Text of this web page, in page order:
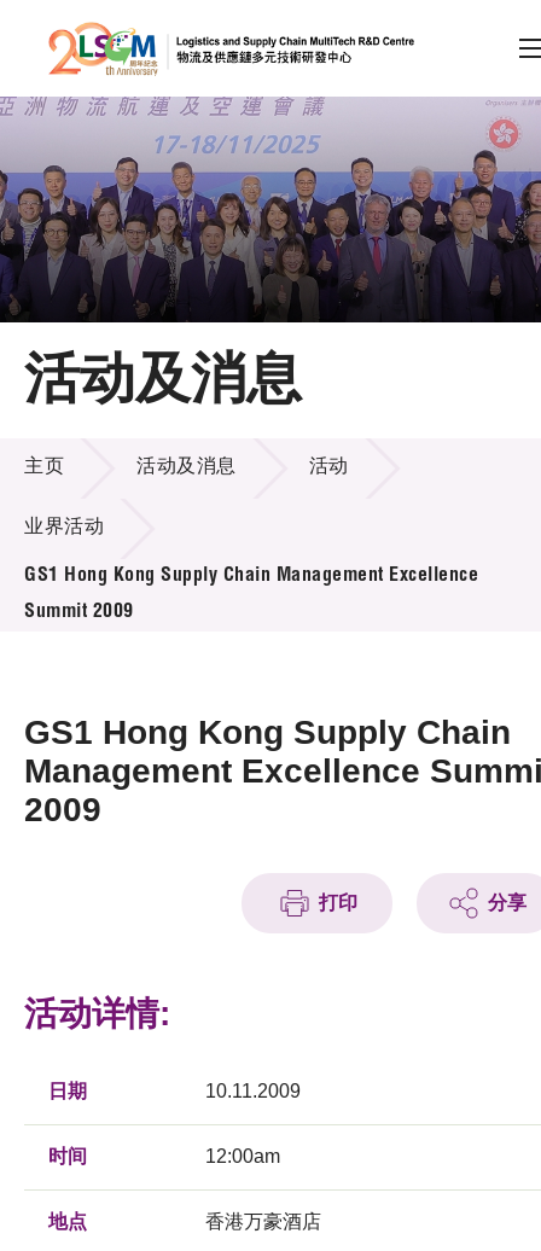
跳到内容（按回车键）
会员登录
A A EN 繁 简
主页
关于LSCM
技术商品化
项目及资助计划
活动及消息
新闻中心
资讯中心
活动及消息
活动及消息
主页 活动及消息 活动
业界活动
GS1 Hong Kong Supply Chain Management Excellence
Summit 2009
GS1 Hong Kong Supply Chain
Management Excellence
2009
打印 分享
活动详情:
日期 10.11.2009
时间 12:00am
地点 香港万豪酒店